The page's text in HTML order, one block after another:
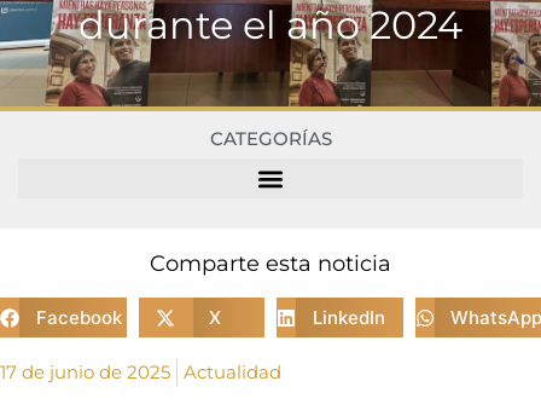
durante el año 2024
CATEGORÍAS
Comparte esta noticia
Facebook X LinkedIn WhatsApp
17 de junio de 2025 Actualidad